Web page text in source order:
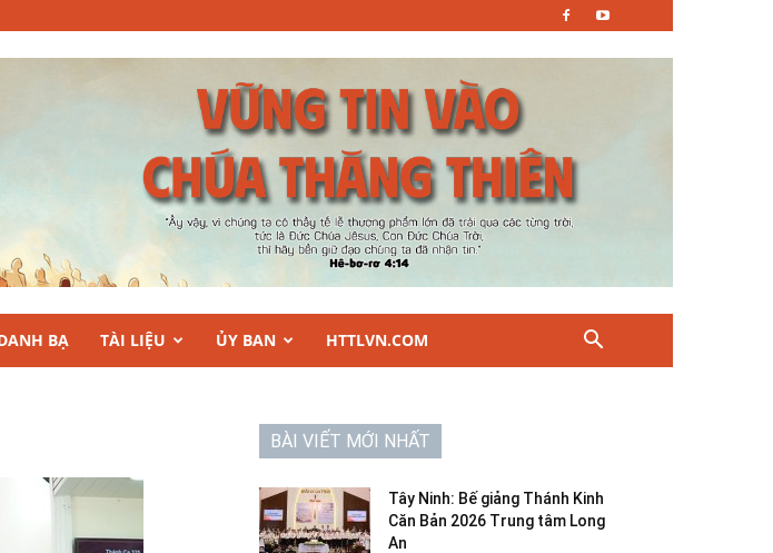
BẠ TÀI LIỆU ỦY BAN HTTLVN.COM
BÀI VIẾT MỚI NHẤT
Tây Ninh: Bế giảng Thánh Kinh
Căn Bản 2026 Trung tâm Long
An